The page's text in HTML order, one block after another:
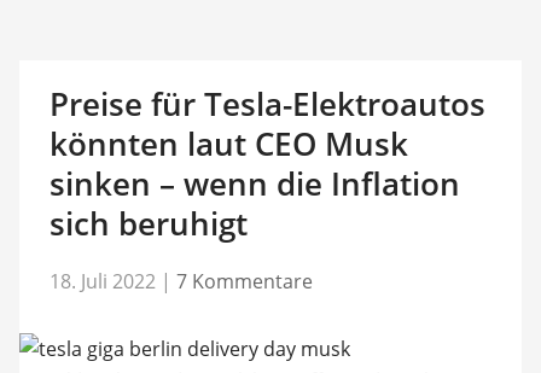
Preise für Tesla-Elektroautos
könnten laut CEO Musk
sinken – wenn die Inflation
sich beruhigt
18. Juli 2022 | 7 Kommentare